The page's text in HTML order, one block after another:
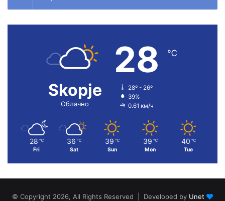
Skopje
Облачно
28 ℃
28º - 26º
39%
0.61 км/ч
28 ℃
Fri
36 ℃
Sat
39 ℃
Sun
39 ℃
Mon
40 ℃
Tue
© Copyright 2026, All Rights Reserved | Developed by Unet